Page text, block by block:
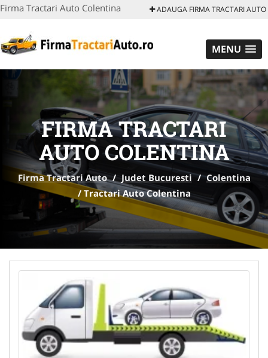
Firma Tractari Auto Colentina ADAUGA FIRMA TRACTARI AUTO
MENU
FIRMA TRACTARI
AUTO COLENTINA
Firma Tractari Auto / Judet Bucuresti / Colentina
/Tractari Auto Colentina